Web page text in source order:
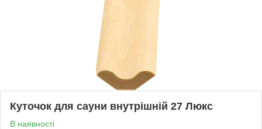
Куточок для сауни внутрішній 27 Люкс
В наявності